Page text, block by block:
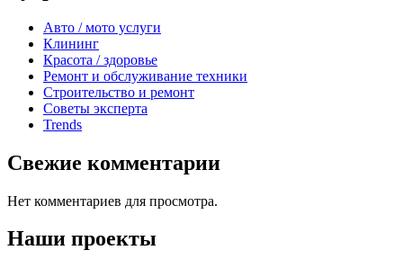
Авто / мото услуги
Клининг
Красота / здоровье
Ремонт и обслуживание техники
Строительство и ремонт
Советы эксперта
Trends
Свежие комментарии
Нет комментариев для просмотра.
Наши проекты